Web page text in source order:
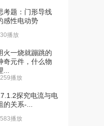
07:58
考题：门形导线
感性电动势
播放
火一烧就蹦跳的
奇元件，什么物
...
播放
探究电流与电
的关系-...
播放